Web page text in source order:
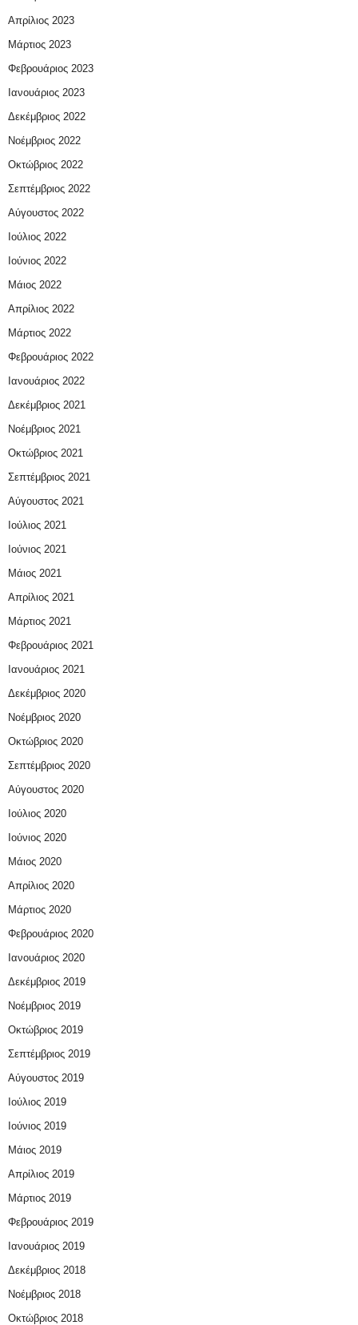
Απρίλιος 2023
Μάρτιος 2023
Φεβρουάριος 2023
Ιανουάριος 2023
Δεκέμβριος 2022
Νοέμβριος 2022
Οκτώβριος 2022
Σεπτέμβριος 2022
Αύγουστος 2022
Ιούλιος 2022
Ιούνιος 2022
Μάιος 2022
Απρίλιος 2022
Μάρτιος 2022
Φεβρουάριος 2022
Ιανουάριος 2022
Δεκέμβριος 2021
Νοέμβριος 2021
Οκτώβριος 2021
Σεπτέμβριος 2021
Αύγουστος 2021
Ιούλιος 2021
Ιούνιος 2021
Μάιος 2021
Απρίλιος 2021
Μάρτιος 2021
Φεβρουάριος 2021
Ιανουάριος 2021
Δεκέμβριος 2020
Νοέμβριος 2020
Οκτώβριος 2020
Σεπτέμβριος 2020
Αύγουστος 2020
Ιούλιος 2020
Ιούνιος 2020
Μάιος 2020
Απρίλιος 2020
Μάρτιος 2020
Φεβρουάριος 2020
Ιανουάριος 2020
Δεκέμβριος 2019
Νοέμβριος 2019
Οκτώβριος 2019
Σεπτέμβριος 2019
Αύγουστος 2019
Ιούλιος 2019
Ιούνιος 2019
Μάιος 2019
Απρίλιος 2019
Μάρτιος 2019
Φεβρουάριος 2019
Ιανουάριος 2019
Δεκέμβριος 2018
Νοέμβριος 2018
Οκτώβριος 2018